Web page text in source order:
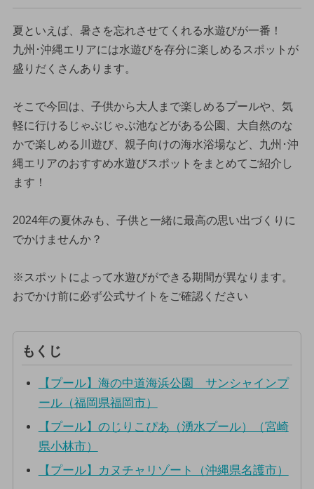
夏といえば、暑さを忘れさせてくれる水遊びが一番！
九州･沖縄エリアには水遊びを存分に楽しめるスポットが
盛りだくさんあります。
そこで今回は、子供から大人まで楽しめるプールや、気
軽に行けるじゃぶじゃぶ池などがある公園、大自然のな
かで楽しめる川遊び、親子向けの海水浴場など、九州･沖
縄エリアのおすすめ水遊びスポットをまとめてご紹介し
ます！
2024年の夏休みも、子供と一緒に最高の思い出づくりに
でかけませんか？
※スポットによって水遊びができる期間が異なります。
おでかけ前に必ず公式サイトをご確認ください
もくじ
【プール】海の中道海浜公園 サンシャインプ
ール（福岡県福岡市）
【プール】のじりこぴあ（湧水プール）（宮崎
県小林市）
【プール】カヌチャリゾート（沖縄県名護市）